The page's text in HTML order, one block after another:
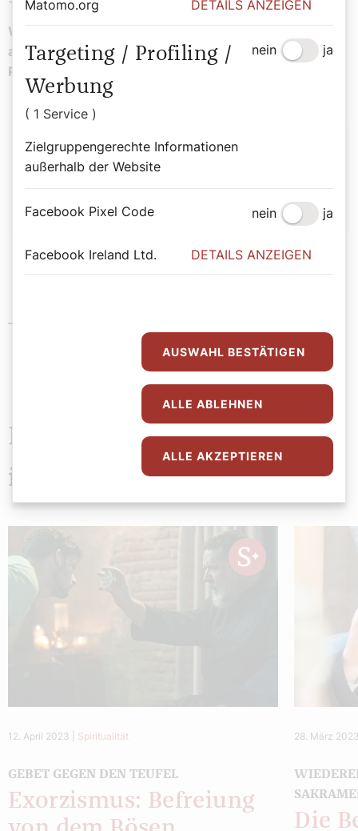
Wallfahrtsgruppen können eine eigene Messe
anmelden. Telefon im Kloster: 02634/72 63 oder bei
Pater Joseph: 0676/ 49 195 19.
Katharina Mayr
Das könnte Sie auch
interessieren
12. April 2023 Spiritualität
GEBET GEGEN DEN TEUFEL
Exorzismus: Befreiung
28. März
Die
Matomo.org DETAILS ANZEIGEN
Targeting / Profiling /
Werbung
( 1 Service )
Zielgruppengerechte Informationen
außerhalb der Website
nein ja
Facebook Pixel Code nein ja
Facebook Ireland Ltd. DETAILS ANZEIGEN
AUSWAHL BESTÄTIGEN
ALLE ABLEHNEN
ALLE AKZEPTIEREN